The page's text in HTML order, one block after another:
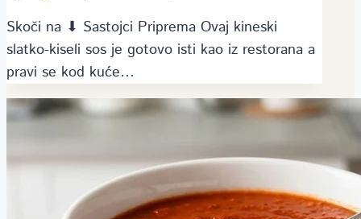
Skoči na ⬇ Sastojci Priprema Ovaj kineski
slatko-kiseli sos je gotovo isti kao iz restorana a
pravi se kod kuće…